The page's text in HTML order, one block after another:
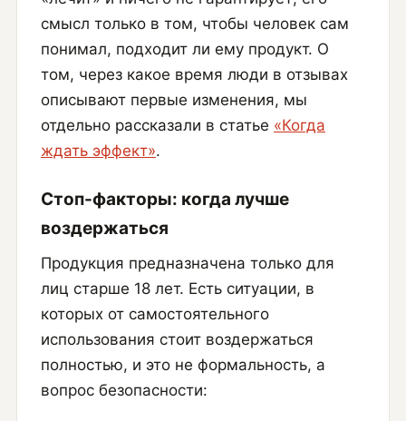
смысл только в том, чтобы человек сам
понимал, подходит ли ему продукт. О
том, через какое время люди в отзывах
описывают первые изменения, мы
отдельно рассказали в статье «Когда
ждать эффект».
Стоп-факторы: когда лучше
воздержаться
Продукция предназначена только для
лиц старше 18 лет. Есть ситуации, в
которых от самостоятельного
использования стоит воздержаться
полностью, и это не формальность, а
вопрос безопасности: